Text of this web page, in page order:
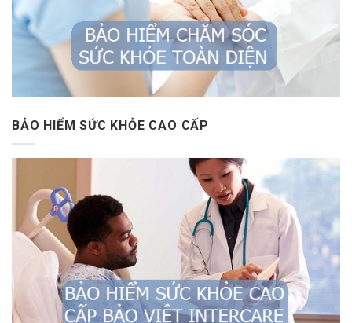
BẢO HIỂM SỨC KHỎE CAO CẤP